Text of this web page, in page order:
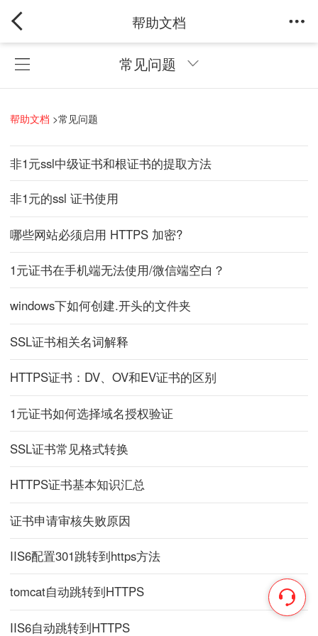
帮助文档
常见问题
帮助文档 >常见问题
非1元ssl中级证书和根证书的提取方法
非1元的ssl 证书使用
哪些网站必须启用 HTTPS 加密?
1元证书在手机端无法使用/微信端空白？
windows下如何创建.开头的文件夹
SSL证书相关名词解释
HTTPS证书：DV、OV和EV证书的区别
1元证书如何选择域名授权验证
SSL证书常见格式转换
HTTPS证书基本知识汇总
证书申请审核失败原因
IIS6配置301跳转到https方法
tomcat自动跳转到HTTPS
IIS6自动跳转到HTTPS